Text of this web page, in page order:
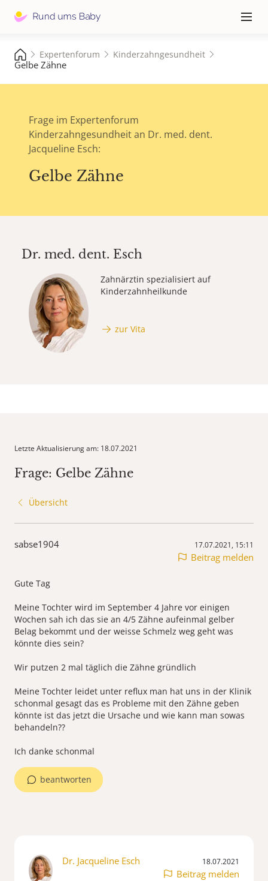
≡
Expertenforum Kinderzahngesundheit
Gelbe Zähne
Frage im Expertenforum
Kinderzahngesundheit an Dr. med. dent.
Jacqueline Esch:
Gelbe Zähne
Dr. med. dent. Esch
Zahnärztin spezialisiert auf
Kinderzahnheilkunde
zur Vita
Letzte Aktualisierung am: 18.07.2021
Frage: Gelbe Zähne
Übersicht
sabse1904 17.07.2021, 15:11
Beitrag melden
Gute Tag
Meine Tochter wird im September 4 Jahre vor einigen
Wochen sah ich das sie an 4/5 Zähne aufeinmal gelber
Belag bekommt und der weisse Schmelz weg geht was
könnte dies sein?
Wir putzen 2 mal täglich die Zähne gründlich
Meine Tochter leidet unter reflux man hat uns in der Klinik
schonmal gesagt das es Probleme mit den Zähne geben
könnte ist das jetzt die Ursache und wie kann man sowas
behandeln??
Ich danke schonmal
beantworten
Dr. Jacqueline Esch 18.07.2021
Beitrag melden